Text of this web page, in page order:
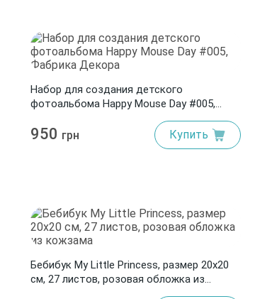
Набор для создания детского
фотоальбома Happy Mouse Day #005,
950 грн Купить
Бебибук My Little Princess, размер 20х20
см, 27 листов, розовая обложка из